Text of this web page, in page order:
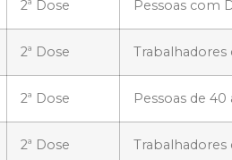
2ª Dose Pessoas com
2ª Dose Trabalhadores
2ª Dose Pessoas de 40
2ª Dose Trabalhadores